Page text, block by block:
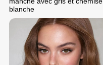
blanche